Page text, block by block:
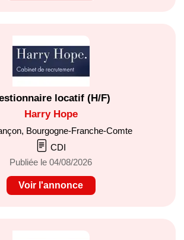
locatif (H/F)
Harry Hope
Bourgogne-Franche-Comte
CDI
Publiée le 04/08/2026
Voir l'annonce